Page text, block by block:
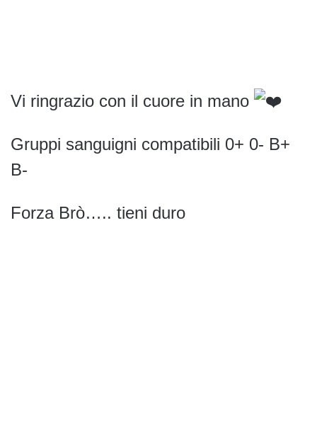
Vi ringrazio con il cuore in mano
Gruppi sanguigni compatibili 0+ 0- B+
B-
Forza Brò….. tieni duro